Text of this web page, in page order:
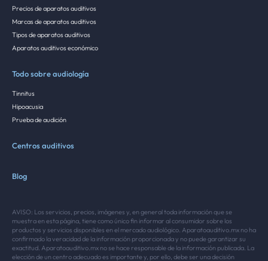
Precios de aparatos auditivos
Marcas de aparatos auditivos
Tipos de aparatos auditivos
Aparatos auditivos económico
Todo sobre audiología
Tinnitus
Hipoacusia
Prueba de audición
Centros auditivos
Blog
AVISO: Los servicios, precios, imágenes y, en general toda información que se
muestra en esta página, tiene como único fin informar al consumidor sobre los
productos y servicios disponibles en el mercado audiológico. Aparatoauditivo.mx no ha
confirmado la veracidad de la información proporcionada y no puede garantizar su
exactitud. Aparatoauditivo.mx no se hace responsable de la información publicada. La
elección de un centro adecuado es importante y, por ello, debe ser una decisión